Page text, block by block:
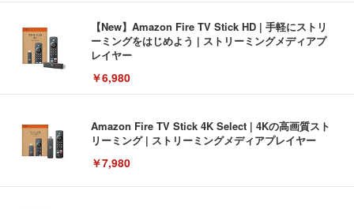
【New】Amazon Fire TV Stick HD | 手軽にストリ
ーミングをはじめよう | ストリーミングメディアプ
レイヤー
￥6,980
Amazon Fire TV Stick 4K Select | 4Kの高画質スト
リーミング | ストリーミングメディアプレイヤー
￥7,980